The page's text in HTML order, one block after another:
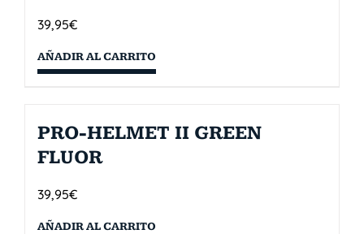
39,95€
AÑADIR AL CARRITO
PRO-HELMET II GREEN
FLUOR
39,95€
AÑADIR AL CARRITO